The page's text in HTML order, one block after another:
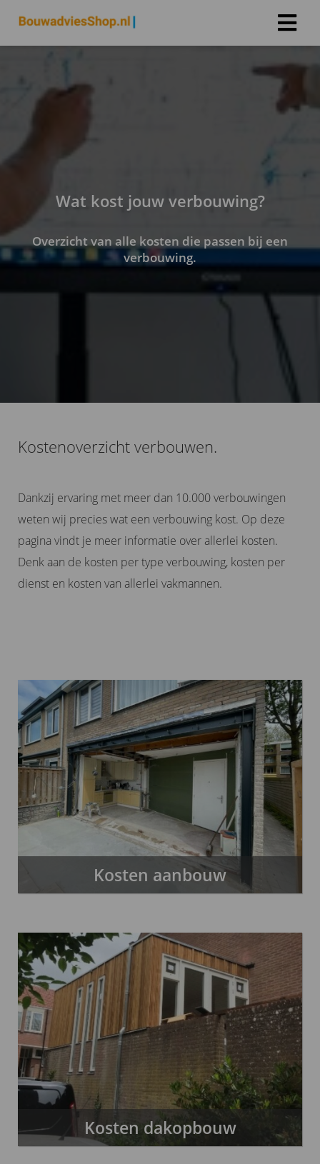
Wat kost jouw verbouwing?
Overzicht van alle kosten die passen bij een
verbouwing.
Kostenoverzicht verbouwen.
Dankzij ervaring met meer dan 10.000 verbouwingen
weten wij precies wat een verbouwing kost. Op deze
pagina vindt je meer informatie over allerlei kosten.
Denk aan de kosten per type verbouwing, kosten per
dienst en kosten van allerlei vakmannen.
Kosten aanbouw
Kosten dakopbouw